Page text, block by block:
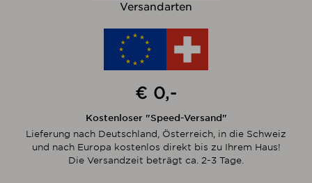
Versandarten
€ 0,-
Kostenloser "Speed-Versand"
Lieferung nach Deutschland, Österreich, in die Schweiz
und nach Europa kostenlos direkt bis zu Ihrem Haus!
Die Versandzeit beträgt ca. 2-3 Tage.